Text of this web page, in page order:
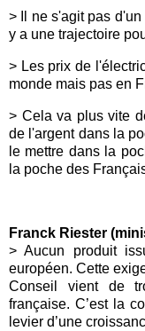
> Il ne s'agit pas
y a une trajectoire
> Les prix de
monde mais pas en
> Cela va plus vite
de l'argent dans la
le mettre dans la
la poche des
Franck Riester
>Aucun produit
européen. Cette
Conseil vient de
française. C’est la
levier d’une